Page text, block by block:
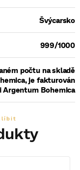
Švýcarsko
999/1000
počtu na skladě
je fakturován
Bohemica